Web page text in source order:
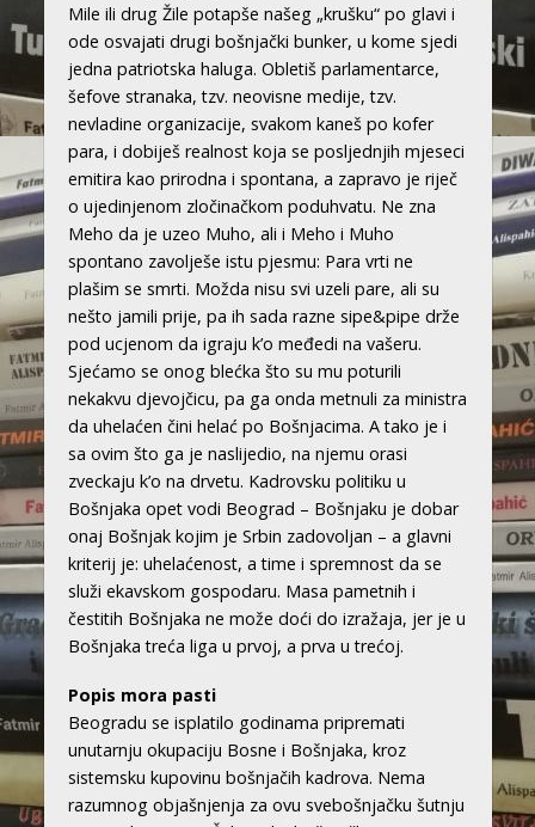
Mile ili drug Žile potapše našeg „krušku“ po glavi i
ode osvajati drugi bošnjački bunker, u kome sjedi
jedna patriotska haluga. Obletiš parlamentarce,
šefove stranaka, tzv. neovisne medije, tzv.
nevladine organizacije, svakom kaneš po kofer
para, i dobiješ realnost koja se posljednjih mjeseci
emitira kao prirodna i spontana, a zapravo je riječ
o ujedinjenom zločinačkom poduhvatu. Ne zna
Meho da je uzeo Muho, ali i Meho i Muho
spontano zavolješe istu pjesmu: Para vrti ne
plašim se smrti. Možda nisu svi uzeli pare, ali su
nešto jamili prije, pa ih sada razne sipe&pipe drže
pod ucjenom da igraju k’o međedi na vašeru.
Sjećamo se onog blećka što su mu poturili
nekakvu djevojčicu, pa ga onda metnuli za ministra
da uhelaćen čini helać po Bošnjacima. A tako je i
sa ovim što ga je naslijedio, na njemu orasi
zveckaju k’o na drvetu. Kadrovsku politiku u
Bošnjaka opet vodi Beograd – Bošnjaku je dobar
onaj Bošnjak kojim je Srbin zadovoljan – a glavni
kriterij je: uhelaćenost, a time i spremnost da se
služi ekavskom gospodaru. Masa pametnih i
čestitih Bošnjaka ne može doći do izražaja, jer je u
Bošnjaka treća liga u prvoj, a prva u trećoj.
Popis mora pasti
Beogradu se isplatilo godinama pripremati
unutarnju okupaciju Bosne i Bošnjaka, kroz
sistemsku kupovinu bošnjačih kadrova. Nema
razumnog objašnjenja za ovu svebošnjačku šutnju